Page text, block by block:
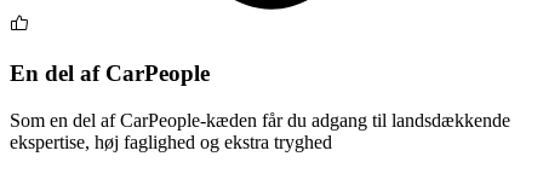
En del af CarPeople
Som en del af CarPeople-kæden får du adgang til landsdækkende
ekspertise, høj faglighed og ekstra tryghed